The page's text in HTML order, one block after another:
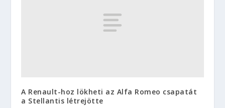
A Renault-hoz lökheti az Alfa Romeo csapatát
a Stellantis létrejötte